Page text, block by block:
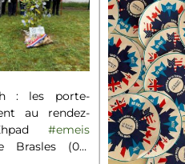
: les porte-
au rendez-
#emeis
(02)